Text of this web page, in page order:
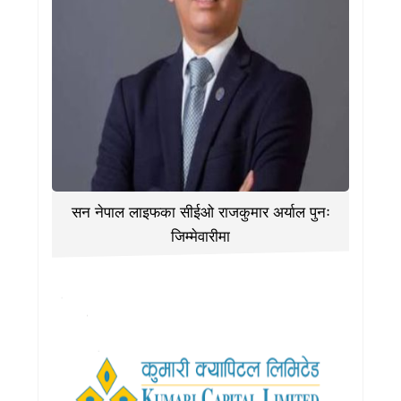
सन नेपाल लाइफका सीईओ राजकुमार अर्याल पुनः
जिम्मेवारीमा